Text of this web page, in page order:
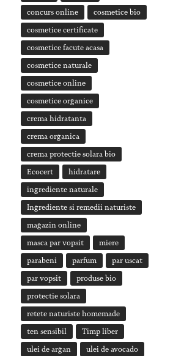
concurs online cosmetice bio
cosmetice certificate
cosmetice facute acasa
cosmetice naturale
cosmetice online
cosmetice organice
crema hidratanta
crema organica
crema protectie solara bio
Ecocert hidratare
ingrediente naturale
Ingrediente si remedii naturiste
magazin online
masca par vopsit miere
parabeni parfum par uscat
par vopsit produse bio
protectie solara
retete naturiste homemade
ten sensibil Timp liber
ulei de argan ulei de avocado